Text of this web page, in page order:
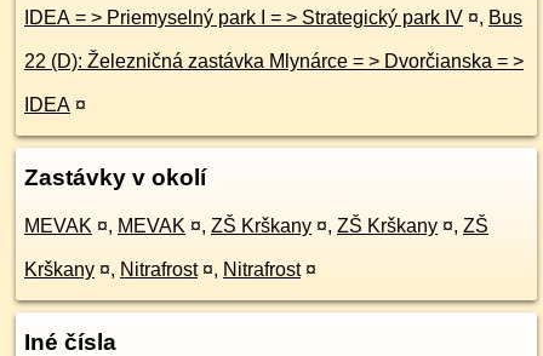
IDEA = > Priemyselný park I = > Strategický park IV ¤, Bus
22 (D): Železničná zastávka Mlynárce = > Dvorčianska = >
IDEA ¤
Zastávky v okolí
MEVAK ¤, MEVAK ¤, ZŠ Krškany ¤, ZŠ Krškany ¤, ZŠ
Krškany ¤, Nitrafrost ¤, Nitrafrost ¤
Iné čísla